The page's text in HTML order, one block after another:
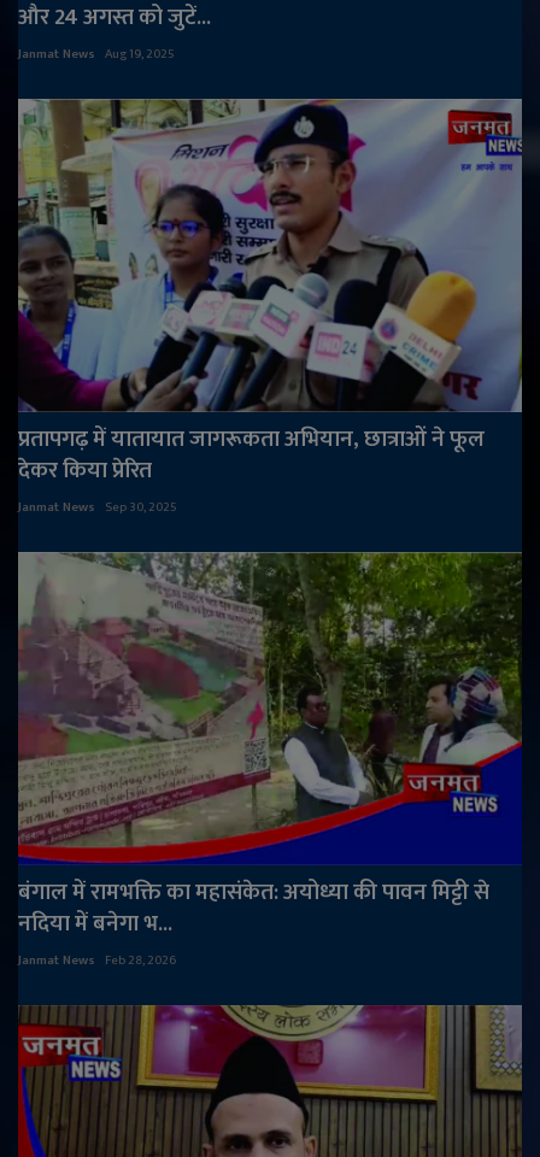
और 24 अगस्त को जुटें...
Janmat News Aug 19, 2025
प्रतापगढ़ में यातायात जागरूकता अभियान, छात्राओं ने फूल
देकर किया प्रेरित
Janmat News Sep 30, 2025
बंगाल में रामभक्ति का महासंकेत: अयोध्या की पावन मिट्टी से
नदिया में बनेगा भ...
Janmat News Feb 28, 2026